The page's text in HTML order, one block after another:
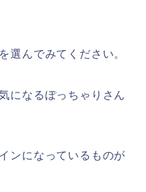
選んでみてください。
になるぽっちゃりさん
ンになっているものが